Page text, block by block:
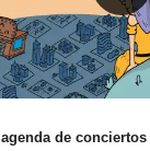
agenda de conciertos